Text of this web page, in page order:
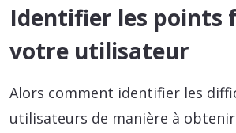
Identifier les points
votre utilisateur
Alors comment identifier les
utilisateurs de manière à